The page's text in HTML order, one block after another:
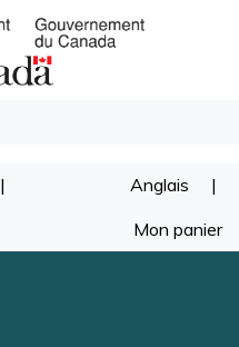
Recherche
| Anglais |
Mon panier